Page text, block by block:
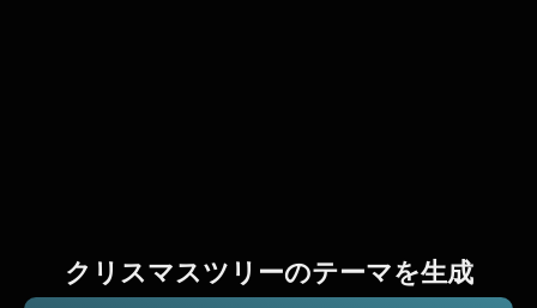
クリスマスツリーのテーマを生成